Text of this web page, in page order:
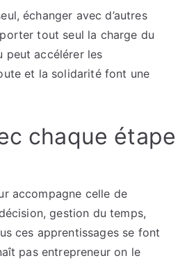
échanger avec d’autres
tout seul la charge du
peut accélérer les
et la solidarité font une
chaque étape
accompagne celle de
gestion du temps,
ces apprentissages se font
pas entrepreneur on le